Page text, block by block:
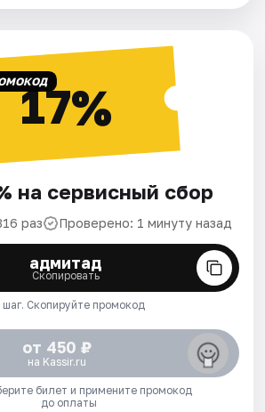
17%
на сервисный сбор
раз Проверено: 1 минуту назад
адмитад
Скопировать
шаг. Скопируйте промокод
от 450 ₽
на Kassir.ru
билет и примените промокод
до оплаты